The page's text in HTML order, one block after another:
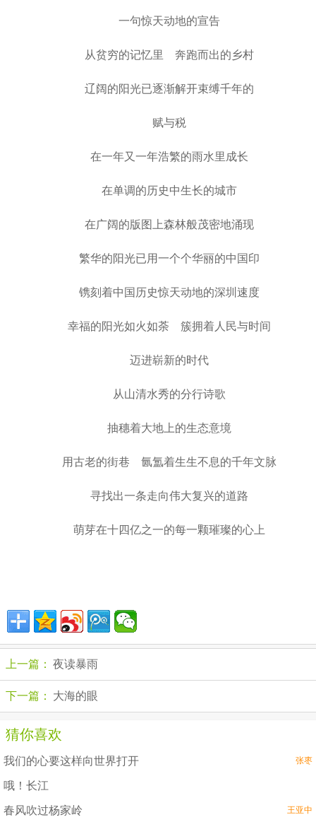
一句惊天动地的宣告
从贫穷的记忆里 奔跑而出的乡村
辽阔的阳光已逐渐解开束缚千年的
赋与税
在一年又一年浩繁的雨水里成长
在单调的历史中生长的城市
在广阔的版图上森林般茂密地涌现
繁华的阳光已用一个个华丽的中国印
镌刻着中国历史惊天动地的深圳速度
幸福的阳光如火如荼 簇拥着人民与时间
迈进崭新的时代
从山清水秀的分行诗歌
抽穗着大地上的生态意境
用古老的街巷 氤氲着生生不息的千年文脉
寻找出一条走向伟大复兴的道路
萌芽在十四亿之一的每一颗璀璨的心上
上一篇： 夜读暴雨
下一篇： 大海的眼
猜你喜欢
我们的心要这样向世界打开 张枣
哦！长江
春风吹过杨家岭 王亚中